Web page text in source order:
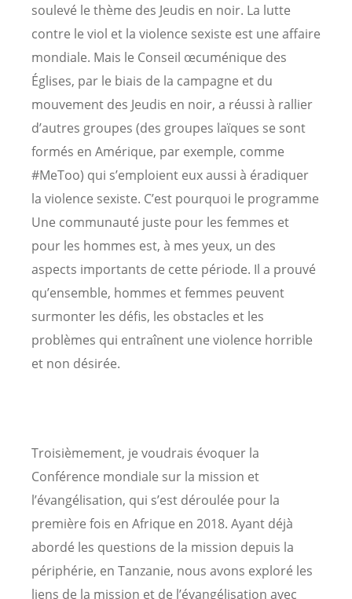
soulevé le thème des Jeudis en noir. La lutte
contre le viol et la violence sexiste est une affaire
mondiale. Mais le Conseil œcuménique des
Églises, par le biais de la campagne et du
mouvement des Jeudis en noir, a réussi à rallier
d’autres groupes (des groupes laïques se sont
formés en Amérique, par exemple, comme
#MeToo) qui s’emploient eux aussi à éradiquer
la violence sexiste. C’est pourquoi le programme
Une communauté juste pour les femmes et
pour les hommes est, à mes yeux, un des
aspects importants de cette période. Il a prouvé
qu’ensemble, hommes et femmes peuvent
surmonter les défis, les obstacles et les
problèmes qui entraînent une violence horrible
et non désirée.
Troisièmement, je voudrais évoquer la
Conférence mondiale sur la mission et
l’évangélisation, qui s’est déroulée pour la
première fois en Afrique en 2018. Ayant déjà
abordé les questions de la mission depuis la
périphérie, en Tanzanie, nous avons exploré les
liens de la mission et de l’évangélisation avec